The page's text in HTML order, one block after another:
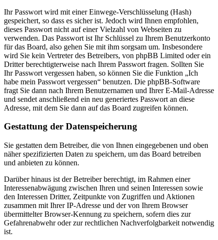
Ihr Passwort wird mit einer Einwege-Verschlüsselung (Hash)
gespeichert, so dass es sicher ist. Jedoch wird Ihnen empfohlen,
dieses Passwort nicht auf einer Vielzahl von Webseiten zu
verwenden. Das Passwort ist Ihr Schlüssel zu Ihrem Benutzerkonto
für das Board, also gehen Sie mit ihm sorgsam um. Insbesondere
wird Sie kein Vertreter des Betreibers, von phpBB Limited oder ein
Dritter berechtigterweise nach Ihrem Passwort fragen. Sollten Sie
Ihr Passwort vergessen haben, so können Sie die Funktion „Ich
habe mein Passwort vergessen“ benutzen. Die phpBB-Software
fragt Sie dann nach Ihrem Benutzernamen und Ihrer E-Mail-Adresse
und sendet anschließend ein neu generiertes Passwort an diese
Adresse, mit dem Sie dann auf das Board zugreifen können.
Gestattung der Datenspeicherung
Sie gestatten dem Betreiber, die von Ihnen eingegebenen und oben
näher spezifizierten Daten zu speichern, um das Board betreiben
und anbieten zu können.
Darüber hinaus ist der Betreiber berechtigt, im Rahmen einer
Interessenabwägung zwischen Ihren und seinen Interessen sowie
den Interessen Dritter, Zeitpunkte von Zugriffen und Aktionen
zusammen mit Ihrer IP-Adresse und der von Ihrem Browser
übermittelter Browser-Kennung zu speichern, sofern dies zur
Gefahrenabwehr oder zur rechtlichen Nachverfolgbarkeit notwendig
ist.